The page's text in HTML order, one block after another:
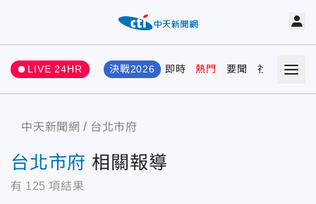
LIVE 24HR 決戰2026 即時 熱門 要聞 社會 娛樂
中天新聞網 台北市府
台北市府 相關報導
有 125 項結果